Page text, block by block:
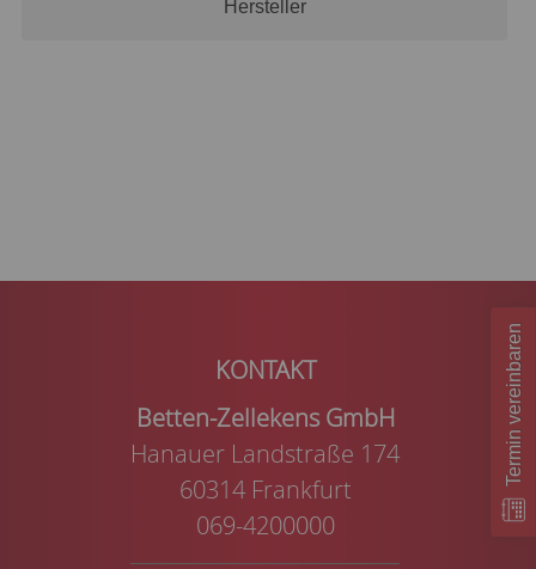
Hersteller
Betten-Zellekens GmbH
Hanauer Landstraße 174
60314 Frankfurt
069-4200000
Termin vereinbaren